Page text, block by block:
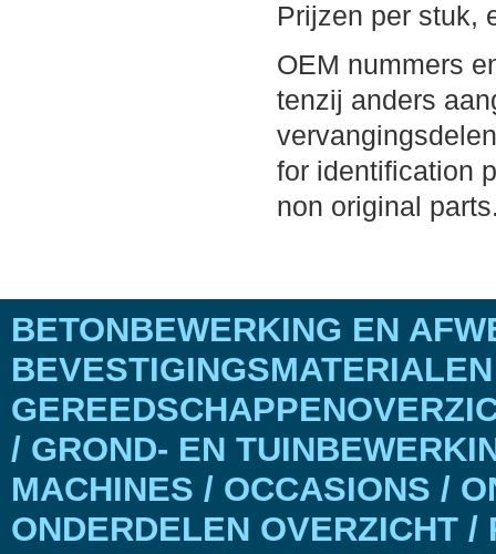
Prijzen per stuk,
OEM nummers
tenzij anders
for identification
non original
BETONBEWERKING EN
/ GROND- EN
MACHINES / OCCASIONS /
ONDERDELEN OVERZICHT